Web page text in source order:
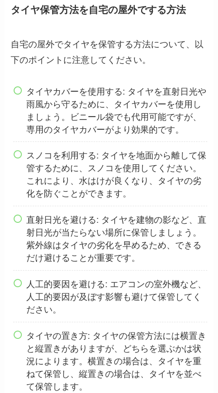
タイヤ保管方法を自宅の屋外でする方法
自宅の屋外でタイヤを保管する方法について、以
下のポイントに注意してください。
タイヤカバーを使用する: タイヤを直射日光や
雨風から守るために、タイヤカバーを使用し
ましょう。ビニール袋でも代用可能ですが、
専用のタイヤカバーがより効果的です。
スノコを利用する: タイヤを地面から離して保
管するために、スノコを使用してください。
これにより、水はけが良くなり、タイヤの劣
化を防ぐことができます。
直射日光を避ける: タイヤを建物の影など、直
射日光が当たらない場所に保管しましょう。
紫外線はタイヤの劣化を早めるため、できる
だけ避けることが重要です。
人工的要因を避ける: エアコンの室外機など、
人工的要因が及ぼす影響も避けて保管してく
ださい。
タイヤの置き方: タイヤの保管方法には横置き
と縦置きがありますが、どちらを選ぶかは状
況によります。横置きの場合は、タイヤを重
ねて保管し、縦置きの場合は、タイヤを並べ
て保管します。